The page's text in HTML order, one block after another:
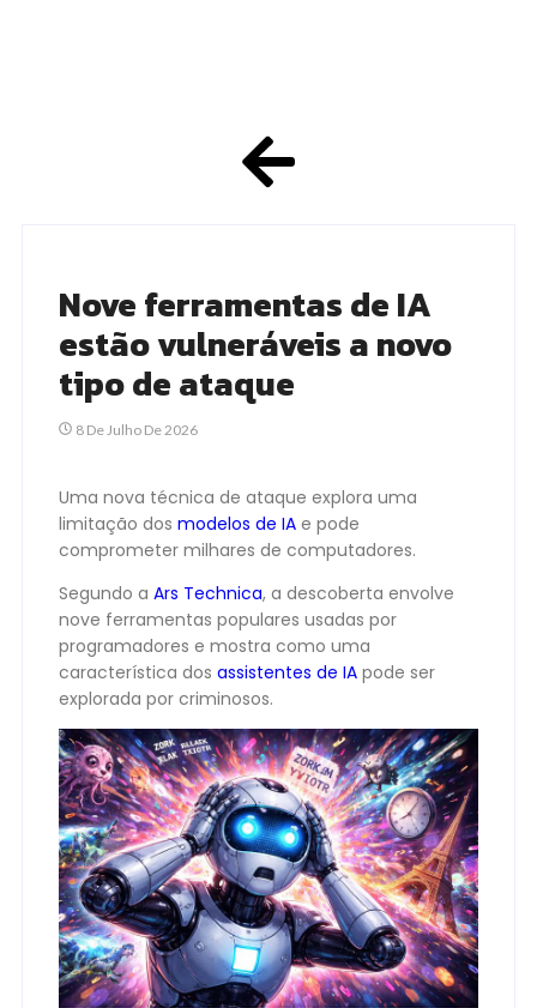
Nove ferramentas de IA
estão vulneráveis a novo
tipo de ataque
8 De Julho De 2026
Uma nova técnica de ataque explora uma
limitação dos modelos de IA e pode
comprometer milhares de computadores.
Segundo a Ars Technica, a descoberta envolve
nove ferramentas populares usadas por
programadores e mostra como uma
característica dos assistentes de IA pode ser
explorada por criminosos.